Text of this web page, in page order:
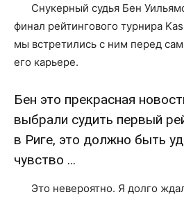
Снукерный судья Бен
финал рейтингового турнира
мы встретились с ним перед
его карьере.
Бен это прекрасная
выбрали судить первый
в Риге, это должно быть
чувство …
Это невероятно. Я долго